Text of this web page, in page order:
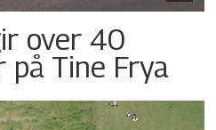
over 40
Tine Frya